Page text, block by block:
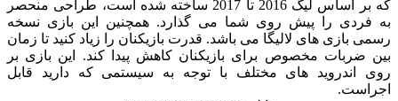
که بر اساس لیگ 2016 تا 2017 ساخته شده است، طراحی منحصر
را پیش روی شما می گذارد. همچنین این بازی نسخه
های لالیگا می باشد. قدرت بازیکنان را زیاد کنید تا زمان
مخصوص برای بازیکنان کاهش پیدا کند. این بازی بر
های مختلف با توجه به سیستمی که دارید قابل